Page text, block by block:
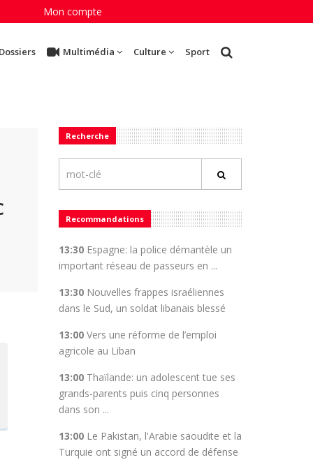
Mon compte
Multimédia Culture Sport
Recherche
Recommandations
13:30Espagne: la police démantèle un
important réseau de passeurs en ...
13:30Nouvelles frappes israéliennes
dans le Sud, un soldat libanais blessé
13:00Vers une réforme de l’emploi
agricole au Liban
13:00Thaïlande: un adolescent tue ses
grands-parents puis cinq personnes
dans son ...
13:00Le Pakistan, l'Arabie saoudite et la
Turquie ont signé un accord de défense